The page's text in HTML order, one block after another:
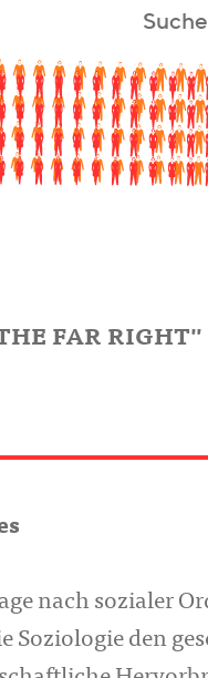
Suche
FAR
nach sozialer
Soziologie den